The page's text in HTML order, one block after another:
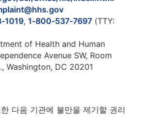
1019, 1-800-537-7697 (TTY:
of Health and Human
Avenue SW, Room
Washington, DC 20201
다음 기관에 불만을 제기할 권리